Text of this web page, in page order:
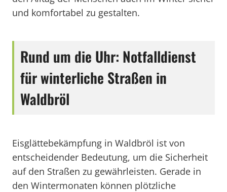
und komfortabel zu gestalten.
Rund um die Uhr: Notfalldienst
für winterliche Straßen in
Waldbröl
Eisglättebekämpfung in Waldbröl ist von
entscheidender Bedeutung, um die Sicherheit
auf den Straßen zu gewährleisten. Gerade in
den Wintermonaten können plötzliche